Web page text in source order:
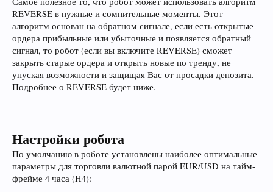
REVERSE в нужные и сомнительные моменты. Этот
алгоритм основан на обратном сигнале, если есть открытые
ордера прибыльные или убыточные и появляется обратный
сигнал, то робот (если вы включите REVERSE) сможет
закрыть старые ордера и открыть новые по тренду, не
упуская возможности и защищая Вас от просадки депозита.
Подробнее о REVERSE будет ниже.
Настройки робота
По умолчанию в роботе установлены наиболее оптимальные
параметры для торговли валютной парой EUR/USD на тайм-
фрейме 4 часа (H4):